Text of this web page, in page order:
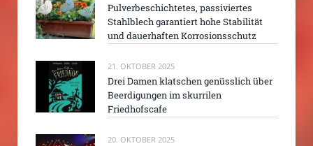
Pulverbeschichtetes, passiviertes
Stahlblech garantiert hohe Stabilität
und dauerhaften Korrosionsschutz
21. OKTOBER 2025
Drei Damen klatschen genüsslich über
Beerdigungen im skurrilen
Friedhofscafe
20. OKTOBER 2025